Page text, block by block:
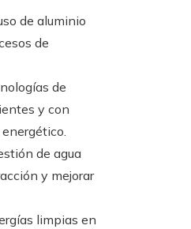
de aluminio
de
de
y con
de agua
y mejorar
limpias en